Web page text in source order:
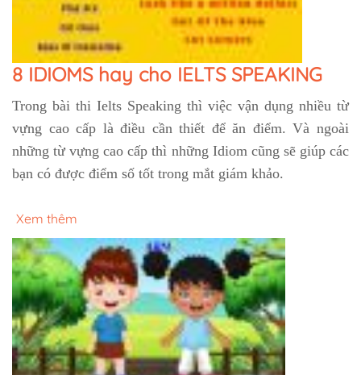
8 IDIOMS hay cho IELTS SPEAKING
Trong bài thi Ielts Speaking thì việc vận dụng nhiều từ
vựng cao cấp là điều cần thiết để ăn điểm. Và ngoài
những từ vựng cao cấp thì những Idiom cũng sẽ giúp các
bạn có được điểm số tốt trong mắt giám khảo.
Xem thêm